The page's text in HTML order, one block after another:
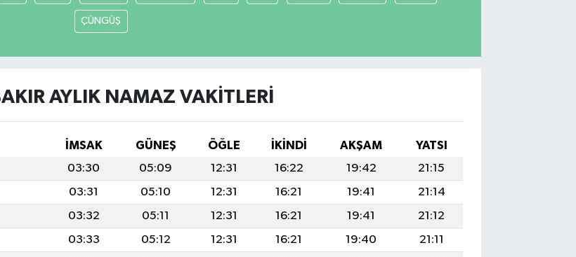
ÇÜNGÜŞ
AYLIK NAMAZ VAKITLERI
İMSAK GÜNEŞ ÖĞLE İKINDI AKŞAM
YATSI
03:30 05:09 12:31 16:22 19:42
21:15
03:31 05:10 12:31 16:21 19:41
21:14
03:32 05:11 12:31 16:21 19:41
21:12
03:33 05:12 12:31 16:21 19:40
21:11